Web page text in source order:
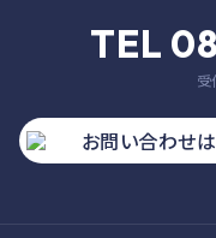
TEL
受
お問い合わせ